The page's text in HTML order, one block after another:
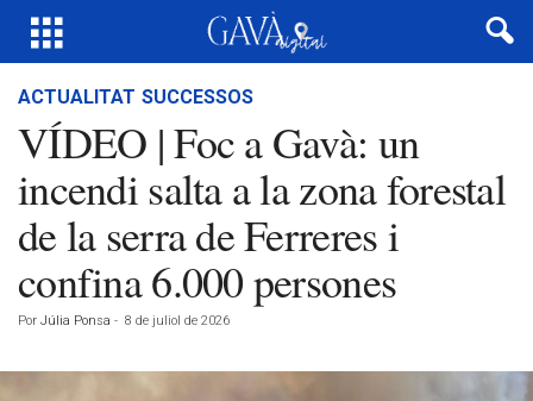
ACTUALITAT SUCCESSOS
VÍDEO | Foc a Gavà: un
incendi salta a la zona forestal
de la serra de Ferreres i
confina 6.000 persones
Por Júlia Ponsa - 8 de juliol de 2026